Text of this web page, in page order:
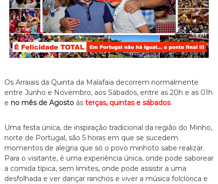
Os Arraiais da Quinta da Malafaia decorrem normalmente
entre Junho e Novembro, aos Sábados, entre as 20h e as 01h
e no mês de Agostoàs terças, quintas e sábados.
Uma festa única, de inspiração tradicional da região do Minho,
norte de Portugal, são 5 horas em que se sucedem
momentos de alegria que só o povo minhoto sabe realizar.
Para o visitante, é uma experiência única, onde pode saborear
a comida típica, sem limites, onde pode assistir a uma
desfolhada e ver dançar ranchos e viver a música folclórica e